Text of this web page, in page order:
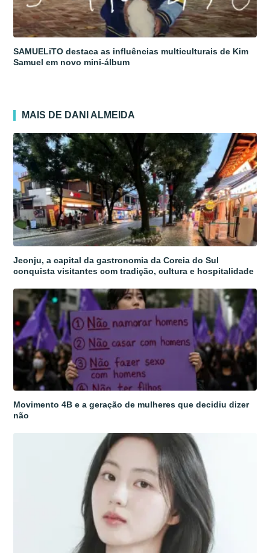
SAMUELiTO destaca as influências multiculturais de Kim
Samuel em novo mini-álbum
MAIS DE DANI ALMEIDA
Jeonju, a capital da gastronomia da Coreia do Sul
conquista visitantes com tradição, cultura e hospitalidade
Movimento 4B e a geração de mulheres que decidiu dizer
não